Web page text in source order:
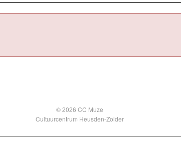
© 2026 CC Muze
Cultuurcentrum Heusden-Zolder